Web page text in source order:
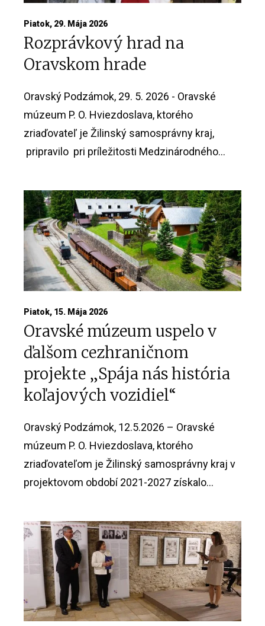
Piatok, 29. Mája 2026
Rozprávkový hrad na
Oravskom hrade
Oravský Podzámok, 29. 5. 2026 - Oravské
múzeum P. O. Hviezdoslava, ktorého
zriaďovateľ je Žilinský samosprávny kraj,
pripravilo pri príležitosti Medzinárodného...
Piatok, 15. Mája 2026
Oravské múzeum uspelo v
ďalšom cezhraničnom
projekte „Spája nás história
koľajových vozidiel“
Oravský Podzámok, 12.5.2026 – Oravské
múzeum P. O. Hviezdoslava, ktorého
zriaďovateľom je Žilinský samosprávny kraj v
projektovom období 2021-2027 získalo...